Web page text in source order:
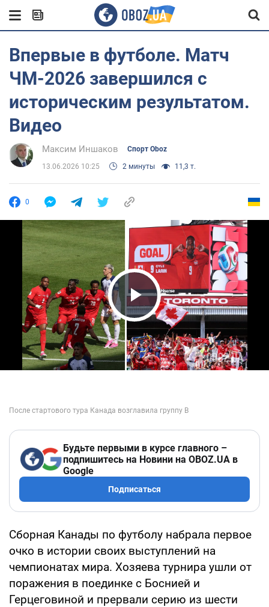
Впервые в футболе. Матч
ЧМ-2026 завершился с
историческим результатом.
Видео
Максим Иншаков Спорт Oboz
13.06.2026 10:25 2 минуты 11,3 т.
0
Play Video
Будьте первыми в курсе главного –
подпишитесь на Новини на OBOZ.UA в
Google
Подписаться
Сборная Канады по футболу набрала первое
очко в истории своих выступлений на
чемпионатах мира. Хозяева турнира ушли от
поражения в поединке с Боснией и
Герцеговиной и прервали серию из шести